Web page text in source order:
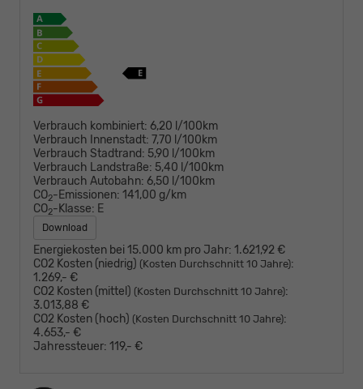
Verbrauch kombiniert: 6,20 l/100km
Verbrauch Innenstadt: 7,70 l/100km
Verbrauch Stadtrand: 5,90 l/100km
Verbrauch Landstraße: 5,40 l/100km
Verbrauch Autobahn: 6,50 l/100km
CO2-Emissionen: 141,00 g/km
CO2-Klasse: E
Download
Energiekosten bei 15.000 km pro Jahr: 1.621,92 €
CO2 Kosten (niedrig) (Kosten Durchschnitt 10 Jahre):
1.269,- €
CO2 Kosten (mittel) (Kosten Durchschnitt 10 Jahre):
3.013,88 €
CO2 Kosten (hoch) (Kosten Durchschnitt 10 Jahre):
4.653,- €
Jahressteuer: 119,- €